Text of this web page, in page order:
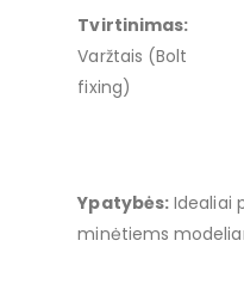
Tvirtinimas:
Varžtais (Bolt
fixing)
Ypatybės: Idealiai
minėtiems